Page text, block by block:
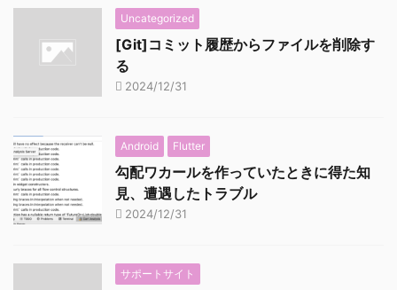
Uncategorized
[Git]コミット履歴からファイルを削除す
る
2024/12/31
Android Flutter
勾配ワカールを作っていたときに得た知
見、遭遇したトラブル
2024/12/31
サポートサイト